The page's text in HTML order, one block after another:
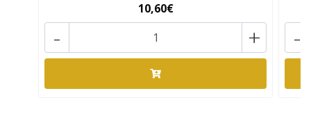
10,60€
+
- -